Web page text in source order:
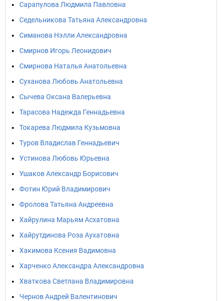
Сарапулова Людмила Павловна
Седельникова Татьяна Александровна
Симанова Нэлли Александровна
Смирнов Игорь Леонидович
Смирнова Наталья Анатольевна
Суханова Любовь Анатольевна
Сычева Оксана Валерьевна
Тарасова Надежда Геннадьевна
Токарева Людмила Кузьмовна
Туров Владислав Геннадьевич
Устинова Любовь Юрьевна
Ушаков Александр Борисович
Фотин Юрий Владимирович
Фролова Татьяна Андреевна
Хайрулина Марьям Асхатовна
Хайрутдинова Роза Аухатовна
Хакимова Ксения Вадимовна
Харченко Александра Александровна
Хваткова Светлана Владимировна
Чернов Андрей Валентинович